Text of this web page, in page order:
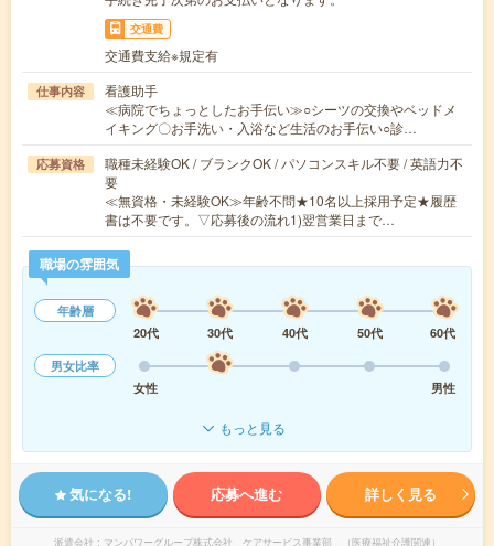
交通費
交通費支給※規定有
仕事内容
看護助手
≪病院でちょっとしたお手伝い≫○シーツの交換やベッドメ
イキング〇お手洗い・入浴など生活のお手伝い○診…
応募資格
職種未経験OK / ブランクOK / パソコンスキル不要 / 英語力不
要
≪無資格・未経験OK≫年齢不問★10名以上採用予定★履歴
書は不要です。▽応募後の流れ1)翌営業日まで…
職場の雰囲気
年齢層
20代
30代 40代 50代
60代
男女比率
女性
男性
もっと見る
気になる! 応募へ進む 詳しく見る
派遣会社 マンパワーグループ株式会社 ケアサービス事業部 （医療福祉介護関連）